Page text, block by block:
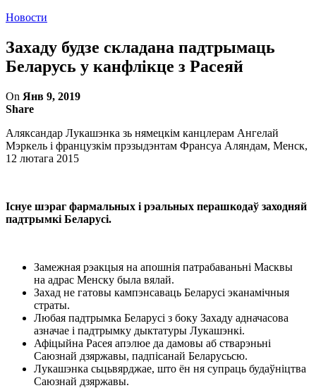
Новости
Захаду будзе складана падтрымаць
Беларусь у канфлікце з Расеяй
On Янв 9, 2019
Share
Аляксандар Лукашэнка зь нямецкім канцлерам Ангелай
Мэркель і французкім прэзыдэнтам Франсуа Аляндам, Менск,
12 лютага 2015
Існуе шэраг фармальных і рэальных перашкодаў заходняй
падтрымкі Беларусі.
Замежная рэакцыя на апошнія патрабаваньні Масквы
на адрас Менску была вялай.
Захад не гатовы кампэнсаваць Беларусі эканамічныя
страты.
Любая падтрымка Беларусі з боку Захаду адначасова
азначае і падтрымку дыктатуры Лукашэнкі.
Афіцыйна Расея апэлюе да дамовы аб стварэньні
Саюзнай дзяржавы, падпісанай Беларусьсю.
Лукашэнка сьцьвярджае, што ён ня супраць будаўніцтва
Саюзнай дзяржавы.